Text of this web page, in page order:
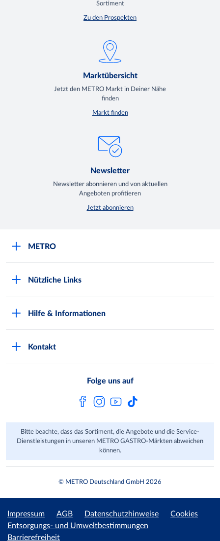
Sortiment
Zu den Prospekten
Marktübersicht
Jetzt den METRO Markt in Deiner Nähe
finden
Markt finden
Newsletter
Newsletter abonnieren und von aktuellen
Angeboten profitieren
Jetzt abonnieren
METRO
Presse
Nützliche Links
Hilfe & Informationen
Kundenfeedback
Kontakt
Folge uns auf
Bitte beachte, dass das Sortiment, die Angebote und die Service-
Dienstleistungen in unseren METRO GASTRO-Märkten abweichen
können.
© METRO Deutschland GmbH 2026
Impressum AGB Datenschutzhinweise
Cookies
Entsorgungs- und Umweltbestimmungen
Barrierefreiheit